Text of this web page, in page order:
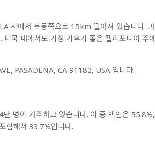
시에서 북동쪽으로 15km 떨어져 있습니다.
미국 내에서도 가장 기후가 좋은 캘리포니아
PASADENA, CA 91182, USA 입니다.
명이 거주하고 있습니다. 이 중 백인은
함해서 33.7%입니다.